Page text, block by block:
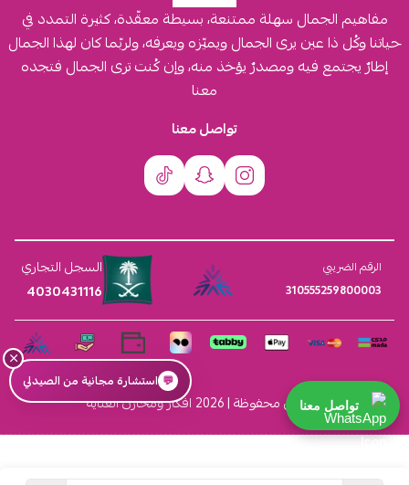
مفاهيم الجمال سهلة ممتنعة، بسيطة معقّدة، كثيرة التمدد في
حياتنا وكُل ذا عين يرى الجمال ويميّزه ويعرفه، ولربّما كان لهذا الجمال
إطارٌ يجتمع فيه ومصدرٌ يؤخذ منه، وإن كُنت ترى الجمال فتجده
معنا
تواصل معنا
الرقم الضريبي
310555259800003
السجل التجاري
4030431116
الحقوق محفوظة | 2026 افكار ومخازن العناية
×
💬 استشارة مجانية من الصيدلي
تواصل معنا